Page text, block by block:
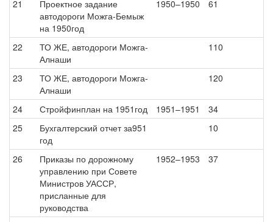
21
Проектное задание
автодороги Можга-Бемыж
на 1950год
1950–1950 61
22
ТО ЖЕ, автодороги Можга-
Алнаши
110
23
ТО ЖЕ, автодороги Можга-
Алнаши
120
24 Стройфинплан на 1951год 1951–1951
34
25
Бухгалтерский отчет за951
год
10
26
Приказы по дорожному
управлению при Совете
Министров УАССР,
присланные для
руководства
1952–1953 37